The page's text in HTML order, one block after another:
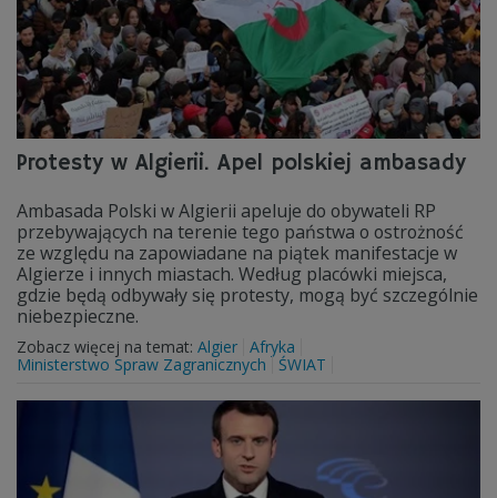
Protesty w Algierii. Apel polskiej ambasady
Ambasada Polski w Algierii apeluje do obywateli RP
przebywających na terenie tego państwa o ostrożność
ze względu na zapowiadane na piątek manifestacje w
Algierze i innych miastach. Według placówki miejsca,
gdzie będą odbywały się protesty, mogą być szczególnie
niebezpieczne.
Zobacz więcej na temat: Algier Afryka
Ministerstwo Spraw Zagranicznych
ŚWIAT